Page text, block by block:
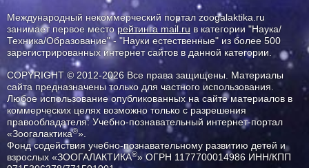
Международный некоммерческий портал zoogalaktika.ru
занимает первое месторейтинга mail.ru в категории "Наука/
Техника/Образование" - "Науки естественные" из более 500
зарегистрированных интернет сайтов в данной категории.
COPYRIGHT © 2012-2026 Все права защищены. Материалы
сайта предназначены только для частного использования.
Любое использование опубликованных на сайте материалов в
коммерческих целях возможно только с разрешения
правообладателя: Учебно-познавательный интернет-портал
«Зоогалактика®».
Фонд содействия учебно-познавательному развитию детей и
взрослых «ЗООГАЛАКТИКА®» ОГРН 1177700014986 ИНН/КПП